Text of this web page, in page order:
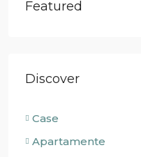
Featured
Discover
Case
Apartamente